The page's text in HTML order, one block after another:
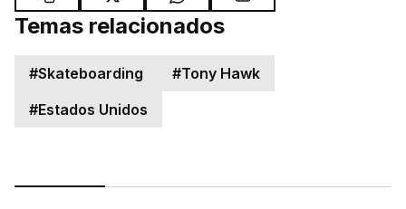
Temas relacionados
#Skateboarding #Tony Hawk
#Estados Unidos